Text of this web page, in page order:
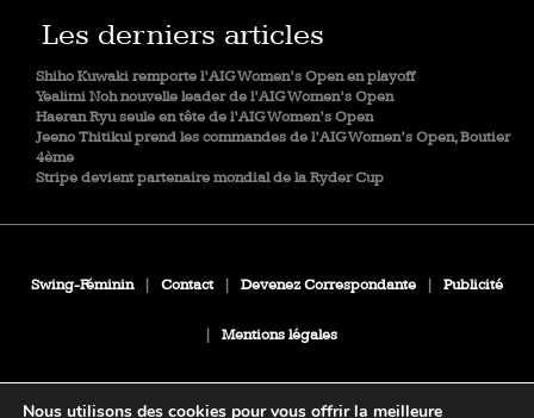
Les derniers articles
Shiho Kuwaki remporte l’AIG Women’s Open en playoff
Yealimi Noh nouvelle leader de l’AIG Women’s Open
Haeran Ryu seule en tête de l’AIG Women’s Open
Jeeno Thitikul prend les commandes de l’AIG Women’s Open, Boutier
4ème
Stripe devient partenaire mondial de la Ryder Cup
Swing-Féminin | Contact | Devenez Correspondante | Publicité
| Mentions légales
Nous utilisons des cookies pour vous offrir la meilleure